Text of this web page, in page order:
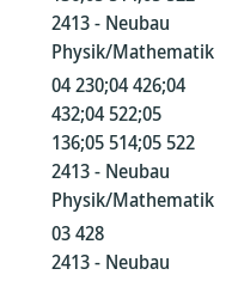
2413 - Neubau
Physik/Mathematik
04 230;04 426;04
432;04 522;05
136;05 514;05 522
2413 - Neubau
Physik/Mathematik
03 428
2413 - Neubau